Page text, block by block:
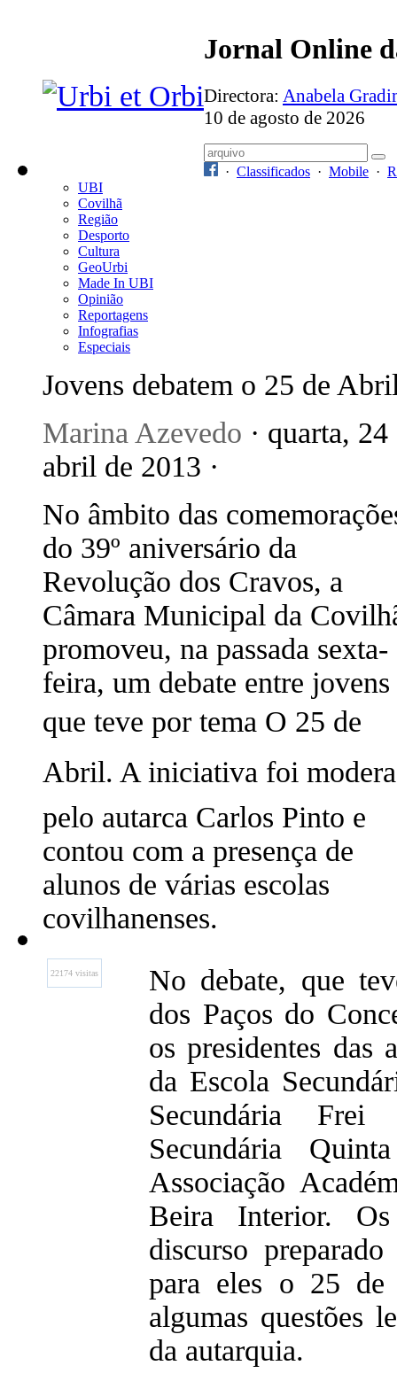
Jornal Online
Directora: Anabela
10 de agosto de 2026
· Classificados · Mobile ·
UBI
Covilhã
Região
Desporto
Cultura
GeoUrbi
Made In UBI
Opinião
Reportagens
Infografias
Especiais
Jovens debatem o 25 de
Marina Azevedo · quarta, 24
abril de 2013 ·
No âmbito das
do 39º aniversário da
Revolução dos Cravos, a
Câmara Municipal da
promoveu, na passada sexta-
feira, um debate entre jovens
que teve por tema O 25 de
Abril. A iniciativa foi
pelo autarca Carlos Pinto e
contou com a presença de
alunos de várias escolas
covilhanenses.
22174 visitas
No debate, que
dos Paços do
os presidentes das
da Escola
Secundária
Secundária
Associação
Beira Interior.
discurso
para eles o 25 de
algumas questões
da autarquia.